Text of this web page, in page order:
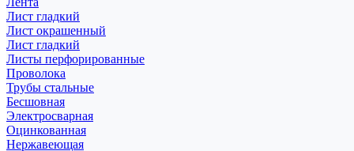
Лист гладкий
Лист окрашенный
Лист гладкий
Листы перфорированные
Проволока
Трубы стальные
Бесшовная
Электросварная
Оцинкованная
Нержавеющая